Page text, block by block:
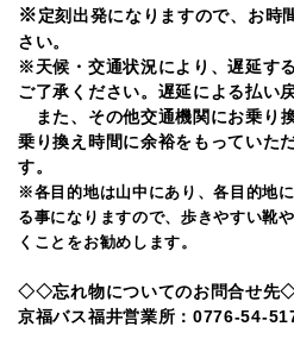
※定刻出発になりますので、お時
さい。
※天候・交通状況により、遅延す
ご了承ください。遅延による払い
また、その他交通機関にお乗り
乗り換え時間に余裕をもっていた
す。
※各目的地は山中にあり、各目的地
る事になりますので、歩きやすい靴
くことをお勧めします。
◇◇忘れ物についてのお問合せ
京福バス福井営業所：0776-54-